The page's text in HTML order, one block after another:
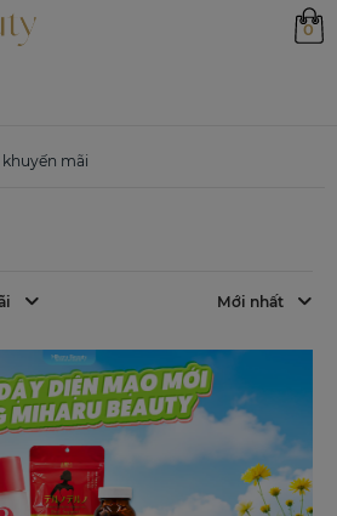
0
Trang chủ
Feed
mãi
MÃI
Mới nhất